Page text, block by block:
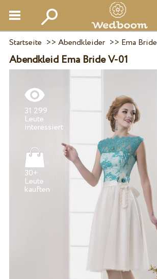
Startseite >> Abendkleider>> Ema Bride
Abendkleid Ema Bride V-01
31 299
Leute
30+
Leute